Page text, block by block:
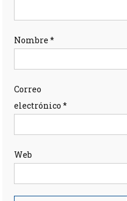
Nombre*
Correo
electrónico*
Web